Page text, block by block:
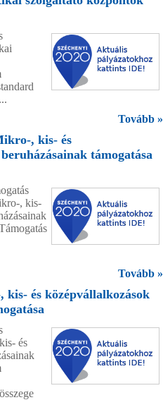
Tovább »
, kis- és
támogatása
, kis-
Tovább »
és középvállalkozások
és